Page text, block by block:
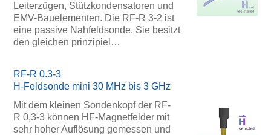
Leiterzügen, Stützkondensatoren und
EMV-Bauelementen. Die RF-R 3-2 ist
eine passive Nahfeldsonde. Sie besitzt
den gleichen prinzipiel…
RF-R 0.3-3
H-Feldsonde mini 30 MHz bis 3 GHz
Mit dem kleinen Sondenkopf der RF-
R 0,3-3 können HF-Magnetfelder mit
sehr hoher Auflösung gemessen und